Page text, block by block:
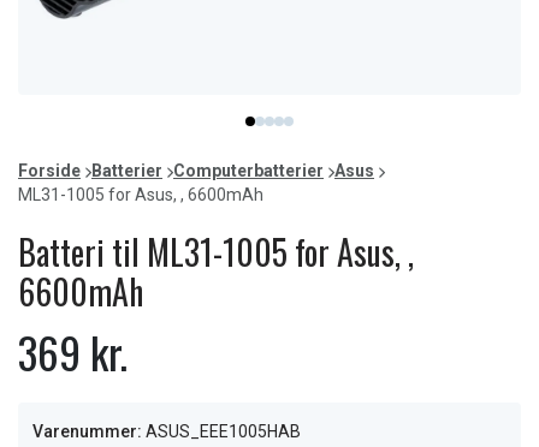
item
0
item
1
item
2
item
3
item
4
of
5
Forside Batterier Computerbatterier
Asus
ML31-1005 for Asus, , 6600mAh
Batteri til ML31-1005 for Asus, ,
6600mAh
369 kr.
Varenummer: ASUS_EEE1005HAB